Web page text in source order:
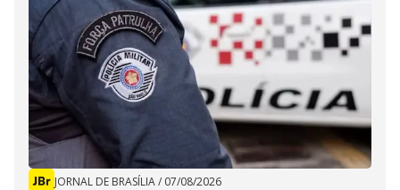
JORNAL DE BRASÍLIA/ 07/08/2026